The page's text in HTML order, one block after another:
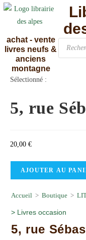
achat - vente
livres neufs &
anciens
montagne
Sélectionné :
5, rue
20,00 €
AJOUTER AU
Accueil > Boutique >
> Livres occasion
5, rue